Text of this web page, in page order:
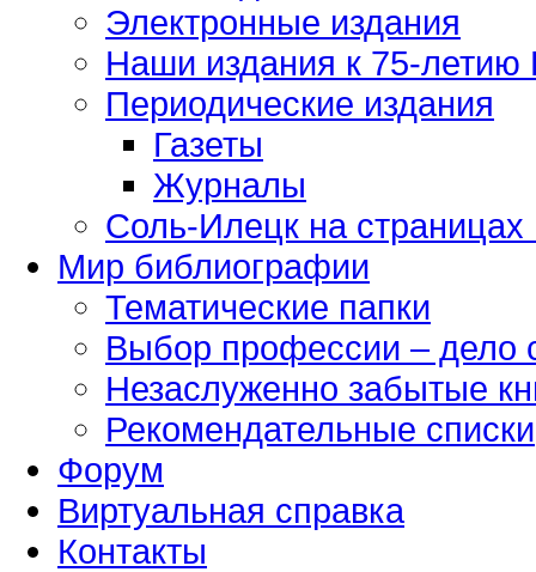
Электронные издания
Наши издания к 75-
Периодические издания
Газеты
Журналы
Соль-Илецк на
Мир библиографии
Тематические папки
Выбор профессии – дело
Незаслуженно забытые
Рекомендательные списки
Форум
Виртуальная справка
Контакты